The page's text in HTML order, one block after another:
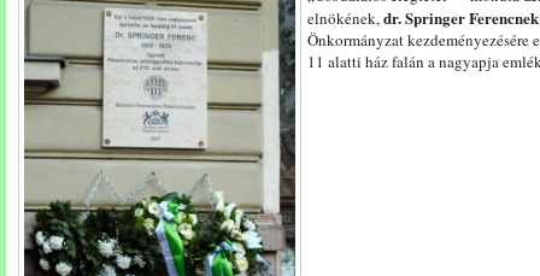
elnökének,dr. Springer Ferencnek
Önkormányzat kezdeményezésére
11 alatti ház falán a nagyapja